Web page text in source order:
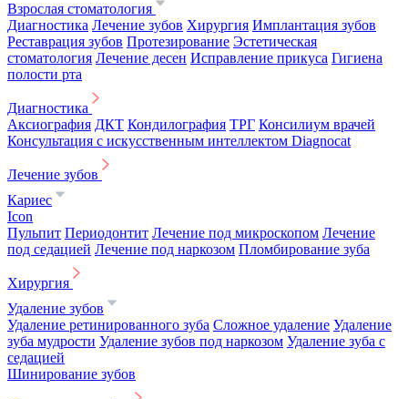
Взрослая стоматология
Диагностика Лечение зубов Хирургия Имплантация зубов
Реставрация зубов Протезирование Эстетическая
стоматология Лечение десен Исправление прикуса Гигиена
полости рта
Диагностика
Аксиография ДКТ Кондилография ТРГ Консилиум врачей
Консультация с искусственным интеллектом Diagnocat
Лечение зубов
Кариес
Icon
Пульпит Периодонтит Лечение под микроскопом Лечение
под седацией Лечение под наркозом Пломбирование зуба
Хирургия
Удаление зубов
Удаление ретинированного зуба Сложное удаление Удаление
зуба мудрости Удаление зубов под наркозом Удаление зуба с
седацией
Шинирование зубов